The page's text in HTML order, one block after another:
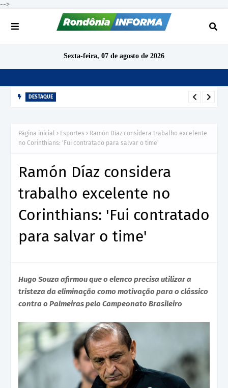
-->
Sexta-feira, 07 de agosto de 2026
DESTAQUE
Guaporé
Página inicial Esportes
Ramón Díaz considera trabalho excelente
no Corinthians: 'Fui contratado para salvar o time'
Ramón Díaz considera
trabalho excelente no
Corinthians: 'Fui contratado
para salvar o time'
Hugo Souza afirmou que o elenco precisa utilizar a
tristeza da eliminação como motivação para o clássico
contra o Palmeiras pelo Campeonato Brasileiro